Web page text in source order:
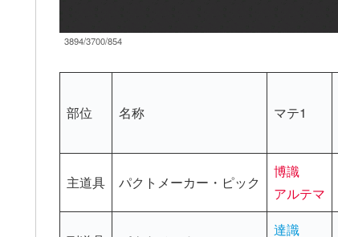
3894/3700/854
部位 名称 マテ1
主道具 パクトメーカー・ピック
博識
アルテマ
達識